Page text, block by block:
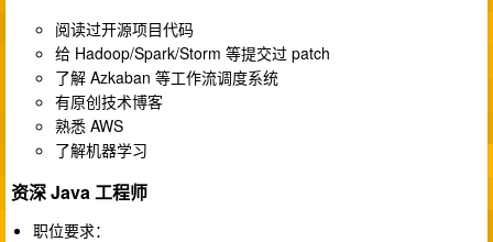
阅读过开源项目代码
给 Hadoop/Spark/Storm 等提交过 patch
了解 Azkaban 等工作流调度系统
有原创技术博客
熟悉 AWS
了解机器学习
资深 Java 工程师
职位要求：